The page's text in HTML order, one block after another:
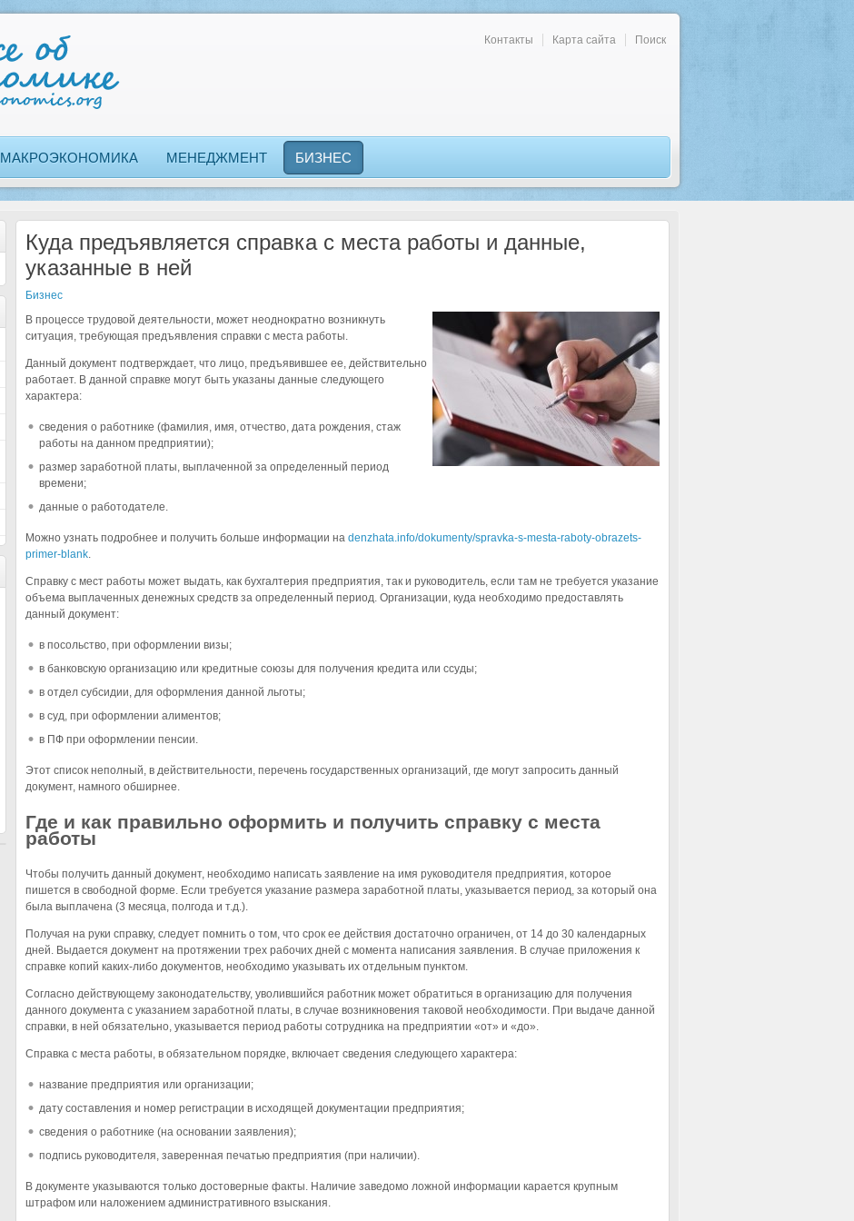
Контакты Карта сайта Поиск
МАКРОЭКОНОМИКА МЕНЕДЖМЕНТ БИЗНЕС
Куда предъявляется справка с места работы и данные,
указанные в ней
Бизнес
В процессе трудовой деятельности, может неоднократно возникнуть
ситуация, требующая предъявления справки с места работы.
Данный документ подтверждает, что лицо, предъявившее ее, действительно
работает. В данной справке могут быть указаны данные следующего
характера:
сведения о работнике (фамилия, имя, отчество, дата рождения, стаж
работы на данном предприятии);
размер заработной платы, выплаченной за определенный период
времени;
данные о работодателе.
Можно узнать подробнее и получить больше информации наdenzhata.info/dokumenty/spravka-s-mesta-raboty-obrazets-
primer-blank.
Справку с мест работы может выдать, как бухгалтерия предприятия, так и руководитель, если там не требуется указание
объема выплаченных денежных средств за определенный период. Организации, куда необходимо предоставлять
данный документ:
в посольство, при оформлении визы;
в банковскую организацию или кредитные союзы для получения кредита или ссуды;
в отдел субсидии, для оформления данной льготы;
в суд, при оформлении алиментов;
в ПФ при оформлении пенсии.
Этот список неполный, в действительности, перечень государственных организаций, где могут запросить данный
документ, намного обширнее.
Где и как правильно оформить и получить справку с места
работы
Чтобы получить данный документ, необходимо написать заявление на имя руководителя предприятия, которое
пишется в свободной форме. Если требуется указание размера заработной платы, указывается период, за который она
была выплачена (3 месяца, полгода и т.д.).
Получая на руки справку, следует помнить о том, что срок ее действия достаточно ограничен, от 14 до 30 календарных
дней. Выдается документ на протяжении трех рабочих дней с момента написания заявления. В случае приложения к
справке копий каких-либо документов, необходимо указывать их отдельным пунктом.
Согласно действующему законодательству, уволившийся работник может обратиться в организацию для получения
данного документа с указанием заработной платы, в случае возникновения таковой необходимости. При выдаче данной
справки, в ней обязательно, указывается период работы сотрудника на предприятии «от» и «до».
Справка с места работы, в обязательном порядке, включает сведения следующего характера:
название предприятия или организации;
дату составления и номер регистрации в исходящей документации предприятия;
сведения о работнике (на основании заявления);
подпись руководителя, заверенная печатью предприятия (при наличии).
В документе указываются только достоверные факты. Наличие заведомо ложной информации карается крупным
штрафом или наложением административного взыскания.